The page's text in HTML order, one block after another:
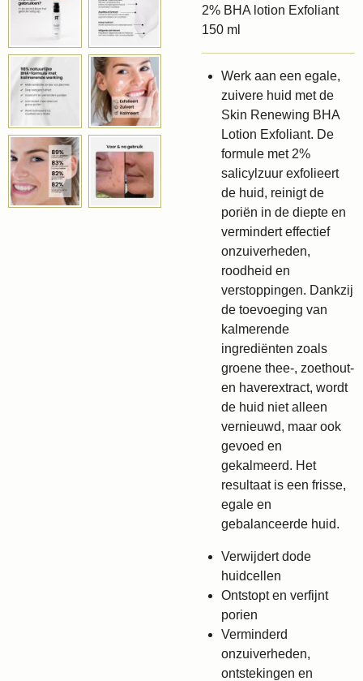
2% BHA lotion Exfoliant
150 ml
Werk aan een egale,
zuivere huid met de
Skin Renewing BHA
Lotion Exfoliant. De
formule met 2%
salicylzuur exfolieert
de huid, reinigt de
poriën in de diepte en
vermindert effectief
onzuiverheden,
roodheid en
verstoppingen. Dankzij
de toevoeging van
kalmerende
ingrediënten zoals
groene thee-, zoethout-
en haverextract, wordt
de huid niet alleen
vernieuwd, maar ook
gevoed en
gekalmeerd. Het
resultaat is een frisse,
egale en
gebalanceerde huid.
Verwijdert dode
huidcellen
Ontstopt en verfijnt
porien
Verminderd
onzuiverheden,
ontstekingen en